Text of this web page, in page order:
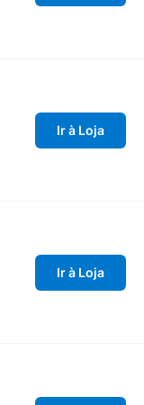
Ir à Loja
Ir à Loja